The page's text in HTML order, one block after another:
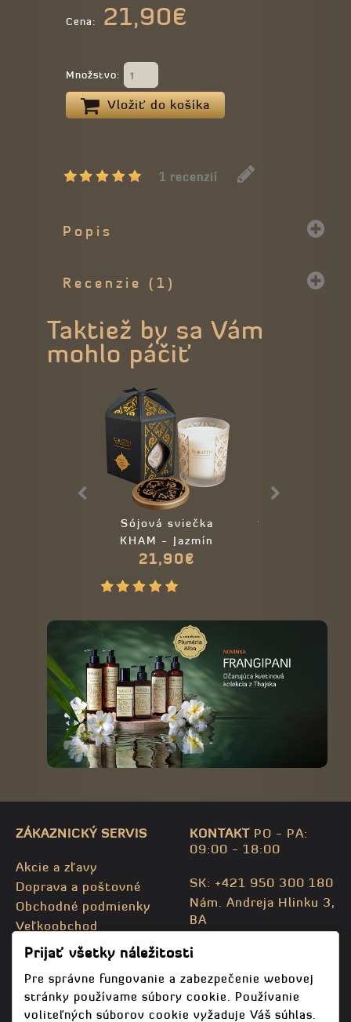
Cena: 21,90€
Množstvo:
Vložiť do košíka
1 recenzií
Popis
Recenzie (1)
Taktiež by sa Vám
mohlo páčiť
Sójová sviečka
KHAM - Jazmín
21,90€
Sójová
ZÁKAZNICKÝ SERVIS
Akcie a zľavy
Doprava a poštovné
Obchodné podmienky
Veľkoobchod
Kontaktujte nás
Mapa stránky
KONTAKTPO - PA:
09:00 - 18:00
SK: +421 950 300 180
Nám. Andreja Hlinku 3,
BA
info@bodhispa.sk
info@bodhi.cz
Prijať všetky náležitosti
Pre správne fungovanie a zabezpečenie webovej
stránky používame súbory cookie. Používanie
voliteľných súborov cookie vyžaduje Váš súhlas.